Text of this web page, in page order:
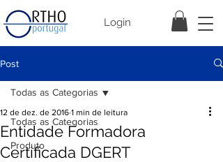
Login
Post
Todas as Categorias
Produto
Todas as Categorias
Entidade Formadora
Certificada DGERT
12 de dez. de 2016 1 min de leitura